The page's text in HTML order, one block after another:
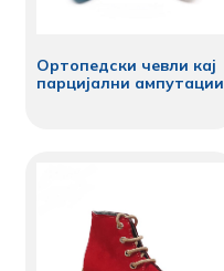
Ортопедски чевли кај
парцијални ампутации